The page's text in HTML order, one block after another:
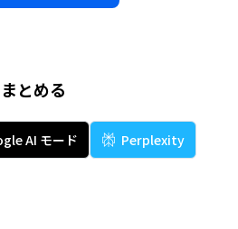
とめる
AI モード Perplexity